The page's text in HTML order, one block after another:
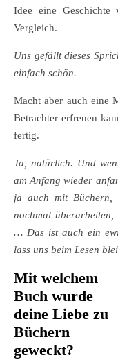
Idee eine
Vergleich.
Uns gefällt dieses
einfach schön.
Macht aber auch eine
Betrachter erfreuen
fertig.
Ja, natürlich. Und
am Anfang wieder
ja auch mit Büchern,
nochmal
… Das ist auch ein
lass uns beim Lesen
Mit welchem
Buch wurde
deine Liebe zu
Büchern
geweckt?